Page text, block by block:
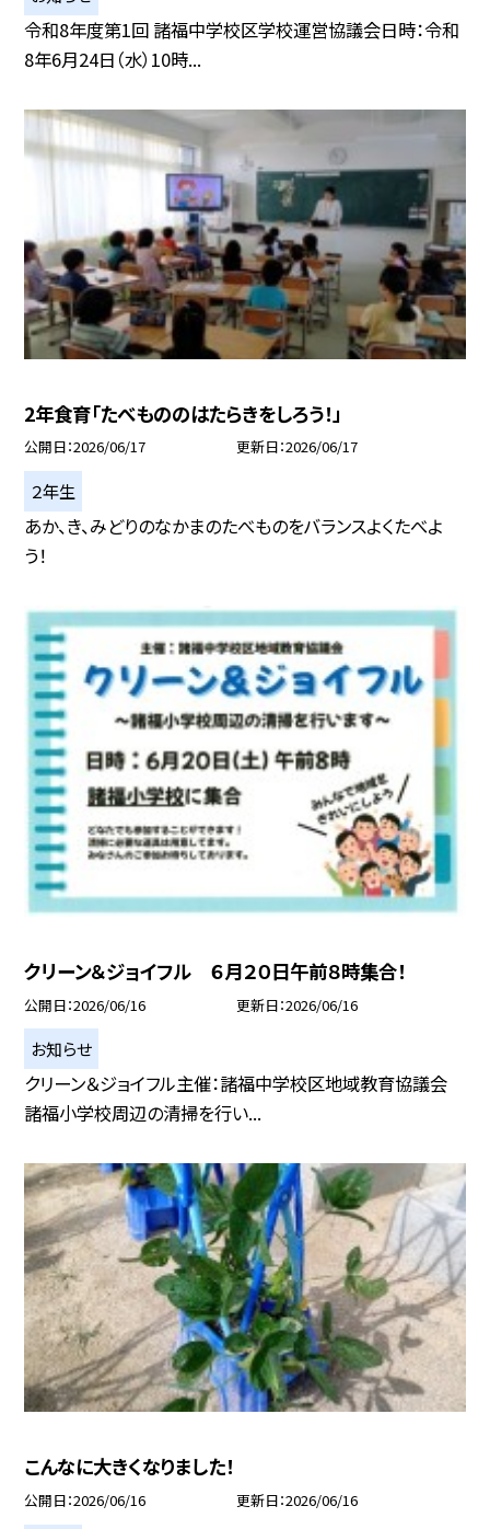
令和8年度第1回 諸福中学校区学校運営協議会日時：令和
8年6月24日（水）10時...
2年食育「たべもののはたらきをしろう！」
公開日 2026/06/17 更新日 2026/06/17
２年生
あか、き、みどりのなかまのたべものをバランスよくたべよ
う！
クリーン＆ジョイフル ６月２０日午前８時集合！
公開日 2026/06/16 更新日 2026/06/16
お知らせ
クリーン＆ジョイフル主催：諸福中学校区地域教育協議会
諸福小学校周辺の清掃を行い...
こんなに大きくなりました！
公開日 2026/06/16 更新日 2026/06/16